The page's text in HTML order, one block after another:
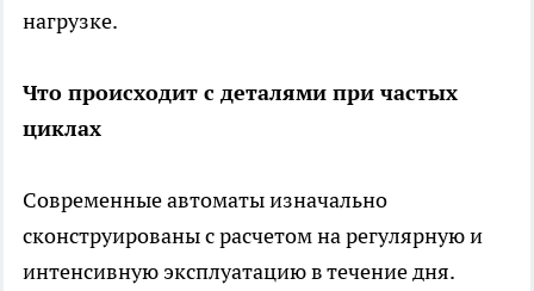
нагрузке.
Что происходит с деталями при частых
циклах
Современные автоматы изначально
сконструированы с расчетом на регулярную и
интенсивную эксплуатацию в течение дня.